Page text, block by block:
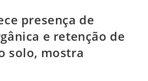
presença de
e retenção de
solo, mostra